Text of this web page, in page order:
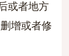
或者地方
增或者修